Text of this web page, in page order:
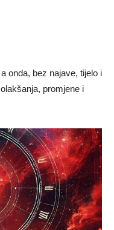
onda, bez najave, tijelo i
promjene i